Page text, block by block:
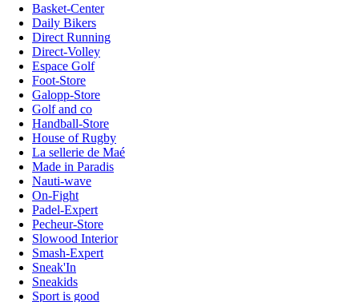
Basket-Center
Daily Bikers
Direct Running
Direct-Volley
Espace Golf
Foot-Store
Galopp-Store
Golf and co
Handball-Store
House of Rugby
La sellerie de Maé
Made in Paradis
Nauti-wave
On-Fight
Padel-Expert
Pecheur-Store
Slowood Interior
Smash-Expert
Sneak'In
Sneakids
Sport is good